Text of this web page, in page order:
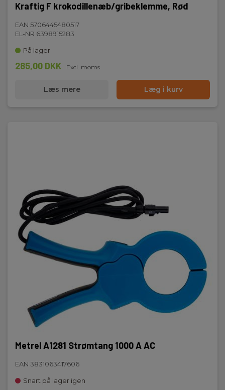
Kraftig F krokodillenæb/gribeklemme, Rød
EAN 5706445480517
EL-NR 6398915283
På lager
285,00 DKK Excl. moms
Læs mere Læg i kurv
Metrel A1281 Strømtang 1000 A AC
EAN 3831063417606
Snart på lager igen